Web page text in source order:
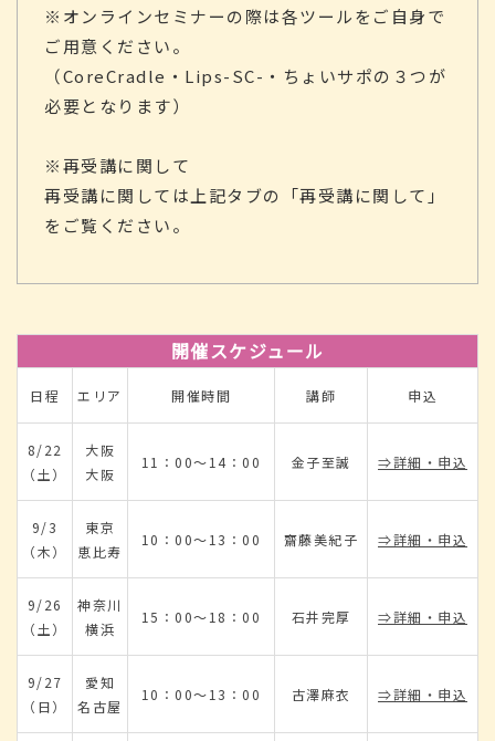
※オンラインセミナーの際は各ツールをご自身で
ご用意ください。
（CoreCradle・Lips-SC-・ちょいサポの３つが
必要となります）
※再受講に関して
再受講に関しては上記タブの「再受講に関して」
をご覧ください。
開催スケジュール
日程 エリア 開催時間 講師 申込
8/22
（土）
大阪
大阪
11：00～14：00 金子至誠 ⇒詳細・申込
9/3
（木）
東京
恵比寿
10：00～13：00 齋藤美紀子 ⇒詳細・申込
9/26
（土）
神奈川
横浜
15：00～18：00 石井完厚 ⇒詳細・申込
9/27
（日）
愛知
名古屋
10：00～13：00 古澤麻衣 ⇒詳細・申込